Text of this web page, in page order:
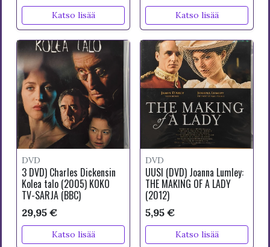
Katso lisää Katso lisää
DVD
3 DVD) Charles Dickensin
Kolea talo (2005) KOKO
TV-SARJA (BBC)
29,95 €
Katso lisää
DVD
UUSI (DVD) Joanna Lumley:
THE MAKING OF A LADY
(2012)
5,95 €
Katso lisää